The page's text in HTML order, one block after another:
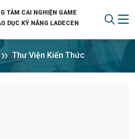
TÂM CAI NGHIỆN GAME
DỤC KỸ NĂNG LADECEN
Thư Viện Kiến Thức